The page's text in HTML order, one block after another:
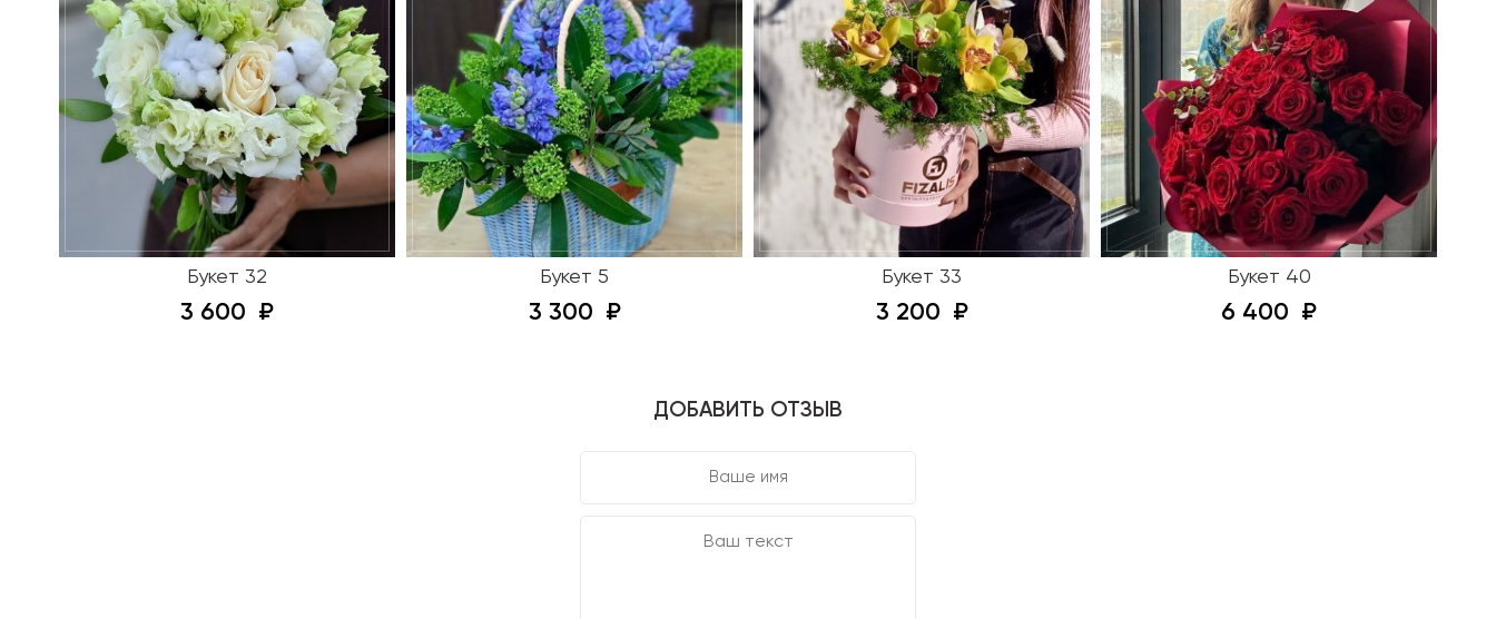
Букет 32
3 600
Букет 5
3 300
Букет 33
3 200
Букет 40
6 400
ДОБАВИТЬ ОТЗЫВ